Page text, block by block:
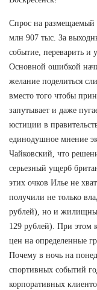
Спрос на размещаемый
млн 907 тыс. За
событие, переварить и
Основной ошибкой
желание поделиться
вместо того чтобы
запутывает и даже
юстиции в
единодушное мнение
Чайковский, что
серьезный ущерб
этих очков Илье не
получили не только
рублей), но и
129 рублей). При этом
цен на определенные
Почему в ночь на
спортивных событий
корпоративных